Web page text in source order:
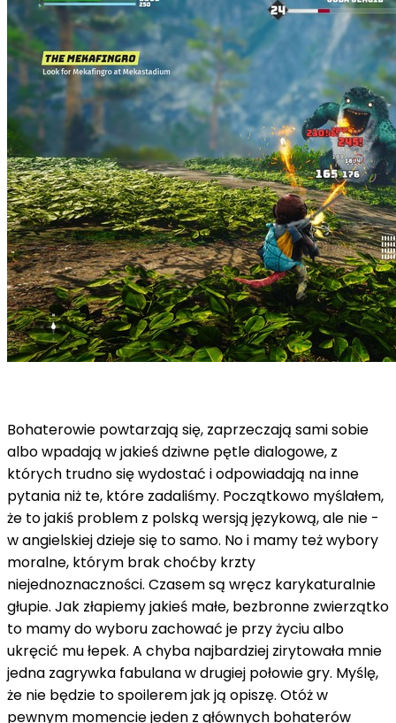
Bohaterowie powtarzają się, zaprzeczają sami sobie
albo wpadają w jakieś dziwne pętle dialogowe, z
których trudno się wydostać i odpowiadają na inne
pytania niż te, które zadaliśmy. Początkowo myślałem,
że to jakiś problem z polską wersją językową, ale nie -
w angielskiej dzieje się to samo. No i mamy też wybory
moralne, którym brak choćby krzty
niejednoznaczności. Czasem są wręcz karykaturalnie
głupie. Jak złapiemy jakieś małe, bezbronne zwierzątko
to mamy do wyboru zachować je przy życiu albo
ukręcić mu łepek. A chyba najbardziej zirytowała mnie
jedna zagrywka fabulana w drugiej połowie gry. Myślę,
że nie będzie to spoilerem jak ją opiszę. Otóż w
pewnym momencie jeden z głównych bohaterów